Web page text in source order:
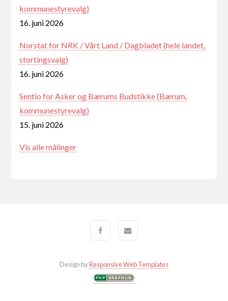
kommunestyrevalg)
16. juni 2026
Norstat for NRK / Vårt Land / Dagbladet (hele landet,
stortingsvalg)
16. juni 2026
Sentio for Asker og Bærums Budstikke (Bærum,
kommunestyrevalg)
15. juni 2026
Vis alle målinger
Design byResponsive Web Templates